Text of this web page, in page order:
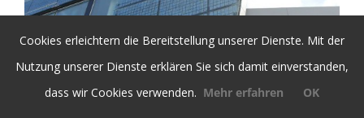
Cookies erleichtern die Bereitstellung unserer Dienste. Mit der
Nutzung unserer Dienste erklären Sie sich damit einverstanden,
dass wir Cookies verwenden. Mehr erfahren OK